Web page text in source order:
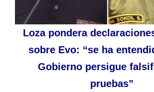
Loza pondera
sobre Evo: “se ha
Gobierno persigue
pruebas”